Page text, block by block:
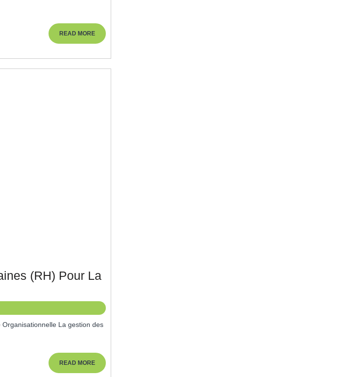
READ MOREREAD
MORE
(RH) Pour La
READ MOREREAD
MORE